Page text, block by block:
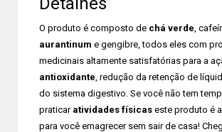
O produto é composto de chá verde,
aurantinum e gengibre, todos eles com
medicinais altamente satisfatórias para a
antioxidante, redução da retenção de
do sistema digestivo. Se você não tem
praticar atividades físicas este produto é
para você emagrecer sem sair de casa!